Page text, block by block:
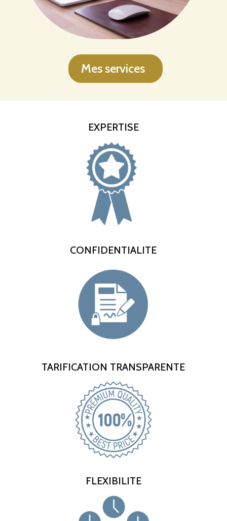
Mes services
EXPERTISE
CONFIDENTIALITE
TARIFICATION TRANSPARENTE
FLEXIBILITE